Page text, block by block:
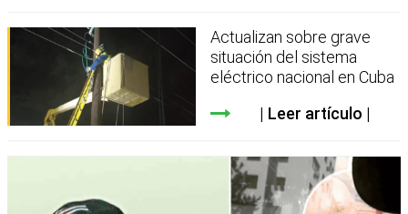
Actualizan sobre grave
situación del sistema
eléctrico nacional en Cuba
Leer artículo